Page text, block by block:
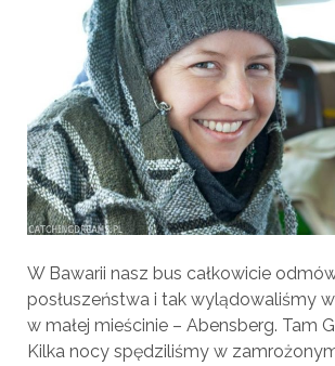
W Bawarii nasz bus całkowicie
posłuszeństwa i tak wylądowaliśmy
w małej mieścinie – Abensberg. Tam
Kilka nocy spędziliśmy w